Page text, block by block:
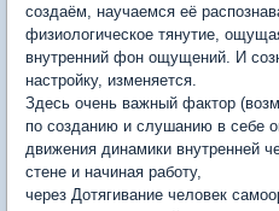
создаём, научаемся её
физиологическое тянутие,
внутренний фон ощущений. И
настройку, изменяется.
Здесь очень важный фактор
по созданию и слушанию в себе
движения динамики внутренней
стене и начиная работу,
через Дотягивание человек